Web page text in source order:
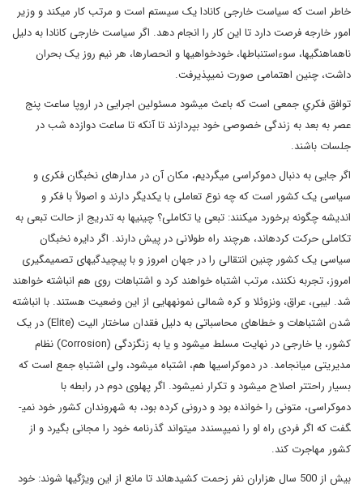
خاطر است که سیاست خارجی کانادا یک سیستم است و مرتب کار می­کند و وزیر
امور خارجه فرصت دارد تا این کار را انجام دهد. اگر سیاست خارجی کانادا به دلیل
ناهماهنگی­ها، سوءاستنباط­ها، خودخواهی­ها و انحصارها، هر نیم ­روز یک بحران
داشت، چنین اهتمامی صورت نمی­پذیرفت.
توافق فکریِ جمعی است که باعث می­شود مسئولین اجرایی در اروپا ساعت پنج
عصر به بعد به زندگی خصوصی خود بپردازند تا آنکه تا ساعت دوازده شب در
جلسات باشند.
اگر جایی به دنبال دموکراسی می­گردیم، مکان آن در مدارهای نخبگان فکری و
سیاسی یک کشور است که چه نوع تعاملی با یکدیگر دارند و اصولاً با فکر و
اندیشه چگونه برخورد می­کنند: تبعی یا تکاملی؟ چینی­ها به تدریج از حالت تبعی به
تکاملی حرکت کرده­اند، هرچند راه طولانی در پیش دارند. اگر دایره نخبگان
سیاسی یک کشور چنین انتقالی را در جهان امروز و با پیچیدگی­­های تصمیمگیری
امروز، تجربه نکنند، مرتب اشتباه خواهند کرد و اشتباهات روی هم انباشته خواهند
شد. لیبی، عراق، ونزوئلا و کره شمالی نمونه­هایی از این وضعیت هستند. با انباشته
شدن اشتباهات و خطاهای محاسباتی به دلیل فقدان ساختار الیت (Elite) در یک
کشور، یا خارجی در نهایت مسلط میشود و یا به زنگ­زدگی (Corrosion) نظام
مدیریتی می­انجامد. در دموکراسی­ها هم، اشتباه می­شود، ولی اشتباهِ جمع است که
بسیار راحت­تر اصلاح می­شود و تکرار نمی­شود. اگر پهلوی دوم در رابطه با
دموکراسی، متونی را خوانده بود و درونی کرده بود، به شهروندان کشور خود نمی­
گفت که اگر فردی راه او را نمی­پسندد می­تواند گذرنامه خود را مجانی بگیرد و از
کشور مهاجرت کند.
بیش از 500 سال هزاران نفر زحمت کشیده­اند تا مانع از این ویژگی­ها شوند: خود